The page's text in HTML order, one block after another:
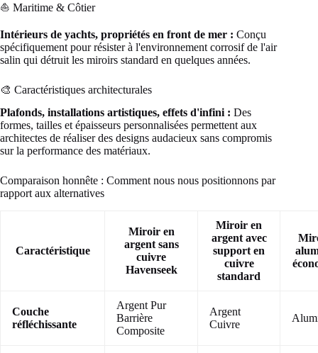
⛵ Maritime & Côtier
Intérieurs de yachts, propriétés en front de mer : Conçu
spécifiquement pour résister à l'environnement corrosif de l'air
salin qui détruit les miroirs standard en quelques années.
🎨 Caractéristiques architecturales
Plafonds, installations artistiques, effets d'infini : Des
formes, tailles et épaisseurs personnalisées permettent aux
architectes de réaliser des designs audacieux sans compromis
sur la performance des matériaux.
Comparaison honnête : Comment nous nous positionnons par
rapport aux alternatives
Caractéristique
Miroir en
argent sans
cuivre
Havenseek
Miroir en
argent avec
support en
cuivre
standard
Couche
réfléchissante
Argent Pur
Barrière
Composite
Argent
Cuivre